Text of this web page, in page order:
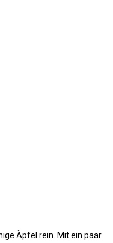
Äpfel rein. Mit ein paar